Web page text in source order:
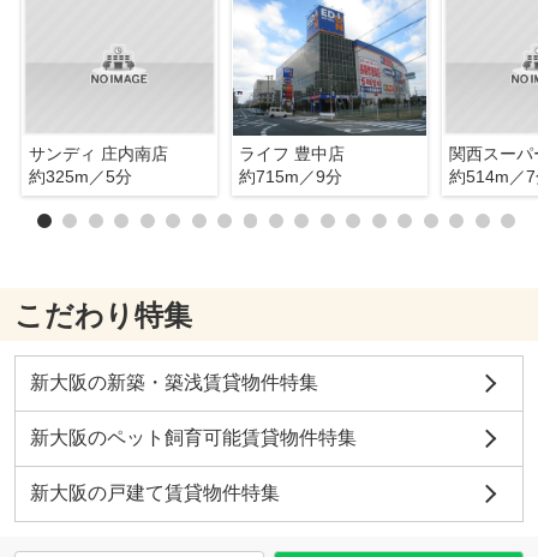
サンディ 庄内南店
約325m／5分
ライフ 豊中店
約715m／9分
関西スー
約514m／
こだわり特集
新大阪の新築・築浅賃貸物件特集
新大阪のペット飼育可能賃貸物件特集
新大阪の戸建て賃貸物件特集